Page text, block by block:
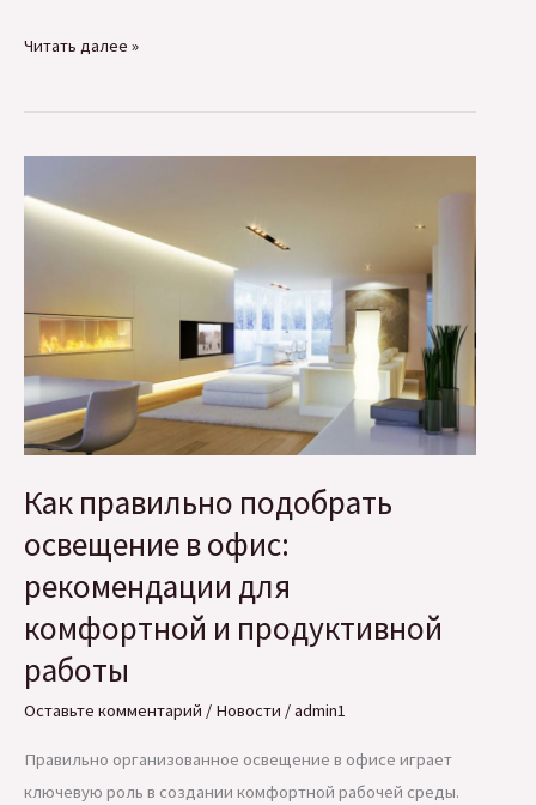
Европа
и
зарплаты
растут
где
стоят
на
Читать далее »
Как правильно подобрать
освещение в офис:
рекомендации для
комфортной и продуктивной
работы
Оставьте комментарий / Новости /admin1
Правильно организованное освещение в офисе играет
ключевую роль в создании комфортной рабочей среды.